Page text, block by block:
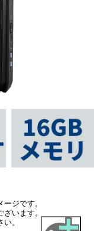
ジです。
います。
。